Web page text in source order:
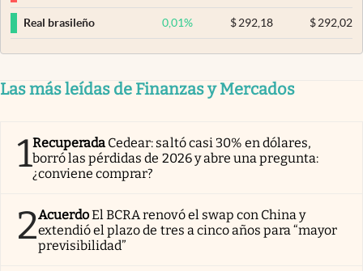
Real brasileño 0,01% $ 292,18 $292,02
Las más leídas de Finanzas y Mercados
1Recuperada Cedear: saltó casi 30% en dólares,
borró las pérdidas de 2026 y abre una pregunta:
¿conviene comprar?
2AcuerdoEl BCRA renovó el swap con China y
extendió el plazo de tres a cinco años para “mayor
previsibilidad”